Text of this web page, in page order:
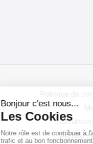
Politique de